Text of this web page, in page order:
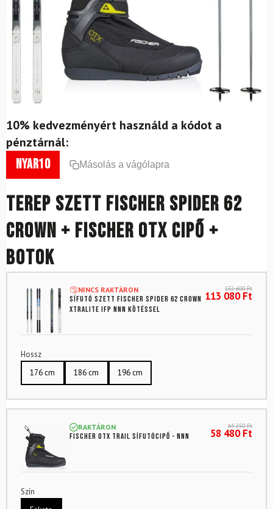
10% kedvezményért használd a kódot a
pénztárnál:
nyar10 Másolás a vágólapra
Terep szett FISCHER Spider 62
Crown + Fischer OTX cipő +
botok
NINCS RAKTÁRON
Sífutó szett FISCHER Spider 62 Crown
Xtralite IFP NNN kötéssel
132 600Ft
113 080Ft
Hossz
176 cm
186 cm 196 cm
RAKTÁRON
FISCHER OTX Trail sífutócipő - NNN
64 350Ft
58 480Ft
Szín